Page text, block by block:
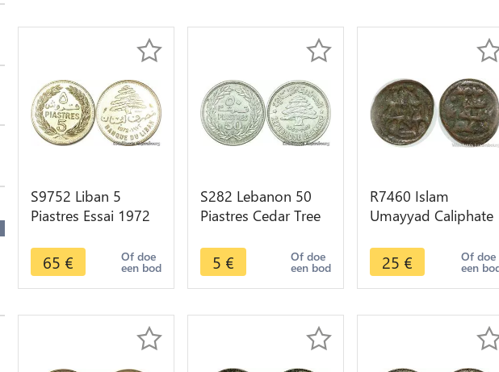
S9752 Liban 5
Piastres Essai 1972
65 € Of doe
een bod
S282 Lebanon 50
Piastres Cedar Tree
offer
5 € Of doe
een bod
R7460 Islam
Umayyad Caliphate
Anonymous
Ba'albakk Baalbek
700 710
25 € Of doe
een